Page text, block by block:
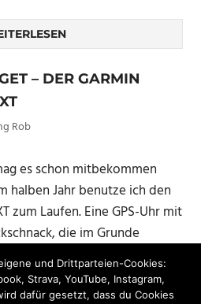
– DER GARMIN
Rob
es schon mitbekommen
halben Jahr benutze ich den
zum Laufen. Eine GPS-Uhr mit
die im Grunde
meine Laufstrecken mit dem
und Drittparteien-Cookies:
Strava, YouTube, Instagram,
dafür gesetzt, dass du Cookies